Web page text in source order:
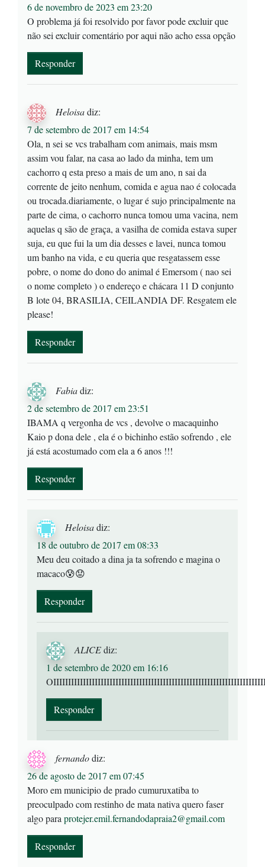
6 de novembro de 2023 em 23:20
O problema já foi resolvido por favor pode excluir que
não sei excluir comentário por aqui não acho essa opção
Responder
Heloisadiz:
7 de setembro de 2017 em 14:54
Ola, n sei se vcs trabalham com animais, mais msm
assim vou falar, na casa ao lado da minha, tem um
cachorro q esta preso a mais de um ano, n sai da
corrente de jeito nenhum, comida e agua nao é colocada
ou trocada.diariamente, o lugar é sujo principalmente na
parte de cima, o cachorro nunca tomou uma vacina, nem
aquelas q são de graça, a vasilha de comida estava super
suja, eu que fui la um dia desses e lavei, nunca tomou
um banho na vida, e eu queria que resgatassem esse
pobre, o nome do dono do animal é Emersom ( nao sei
o nome completo ) o endereço e chácara 11 D conjunto
B lote 04, BRASILIA, CEILANDIA DF. Resgatem ele
please!
Responder
Fabiadiz:
2 de setembro de 2017 em 23:51
IBAMA q vergonha de vcs , devolve o macaquinho
Kaio p dona dele , ela é o bichinho estão sofrendo , ele
já está acostumado com ela a 6 anos !!!
Responder
Heloisadiz:
18 de outubro de 2017 em 08:33
Meu deu coitado a dina ja ta sofrendo e magina o
macaco😰😟
Responder
ALICEdiz:
1 de setembro de 2020 em 16:16
Responder
fernandodiz:
26 de agosto de 2017 em 07:45
Moro em municipio de prado cumuruxatiba to
preoculpado com restinho de mata nativa quero faser
algo paraprotejer.emil.fernandodapraia2@gmail.com
Responder